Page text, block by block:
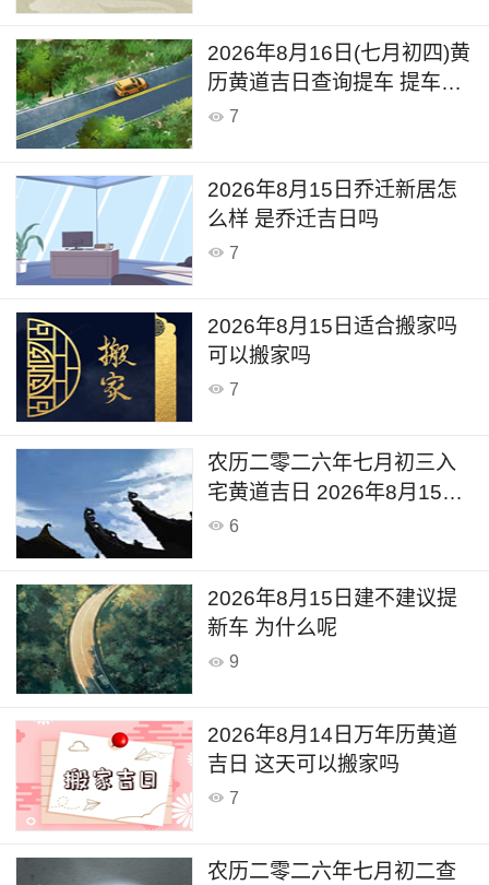
2026年8月16日(七月初四)黄
历黄道吉日查询提车 提车好
不好呢
7
2026年8月15日乔迁新居怎
么样 是乔迁吉日吗
7
2026年8月15日适合搬家吗
可以搬家吗
7
农历二零二六年七月初三入
宅黄道吉日 2026年8月15日
可以入宅新居吗
6
2026年8月15日建不建议提
新车 为什么呢
9
2026年8月14日万年历黄道
吉日 这天可以搬家吗
7
农历二零二六年七月初二查